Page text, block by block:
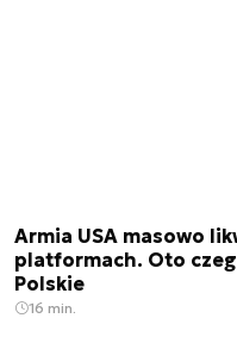
Armia USA masowo
platformach. Oto
Polskie
16 min.